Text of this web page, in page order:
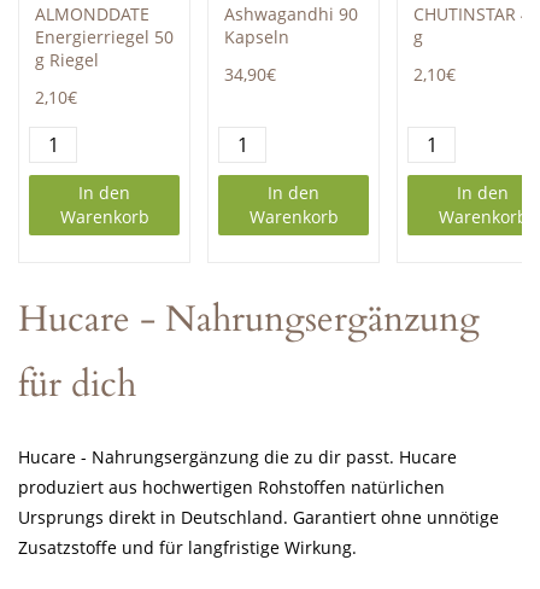
ALMONDDATE
Energierriegel 50
g Riegel
2,10€
In den
Warenkorb
Ashwagandhi 90
Kapseln
34,90€
In den
Warenkorb
CHUTINSTAR 40
g
2,10€
In den
Warenkorb
Hucare - Nahrungsergänzung
für dich
Hucare - Nahrungsergänzung die zu dir passt. Hucare
produziert aus hochwertigen Rohstoffen natürlichen
Ursprungs direkt in Deutschland. Garantiert ohne unnötige
Zusatzstoffe und für langfristige Wirkung.